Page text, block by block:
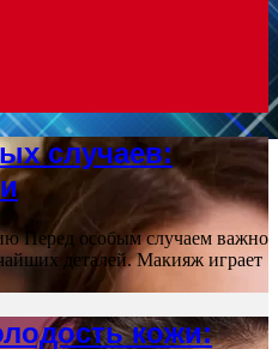
случаев:
Перед особым случаем важно
деталей. Макияж играет
кожи: